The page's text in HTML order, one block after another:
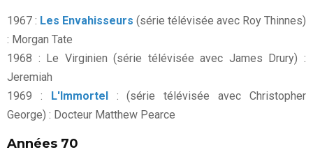
1967 : Les Envahisseurs (série télévisée avec Roy Thinnes)
: Morgan Tate
1968 : Le Virginien (série télévisée avec James Drury) :
Jeremiah
1969 : L'Immortel: (série télévisée avec Christopher
George) : Docteur Matthew Pearce
Années 70